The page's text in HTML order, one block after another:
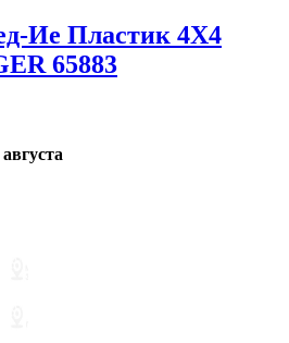
Ие Пластик 4Х4
65883
августа